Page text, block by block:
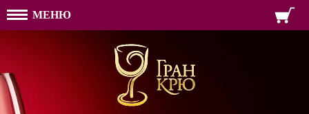
МЕНЮ
ПАРОЛЬ
ФОРМА ОБРАТНОЙ
ТЕЛЕФОН:
ИМЯ
ПАРОЛЬ